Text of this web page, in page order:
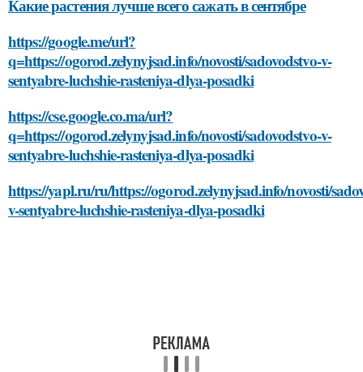
Какие растения лучше всего сажать в сентябре
https://google.me/url?
q=https://ogorod.zelynyjsad.info/novosti/sadovodstvo-v-
sentyabre-luchshie-rasteniya-dlya-posadki
https://cse.google.co.ma/url?
q=https://ogorod.zelynyjsad.info/novosti/sadovodstvo-v-
sentyabre-luchshie-rasteniya-dlya-posadki
https://yapl.ru/ru/https://ogorod.zelynyjsad.info/novosti/
v-sentyabre-luchshie-rasteniya-dlya-posadki